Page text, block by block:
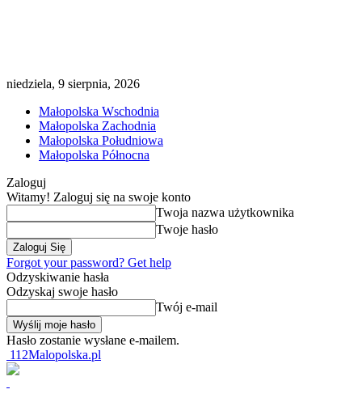
niedziela, 9 sierpnia, 2026
Małopolska Wschodnia
Małopolska Zachodnia
Małopolska Południowa
Małopolska Północna
Zaloguj
Witamy! Zaloguj się na swoje konto
Twoja nazwa użytkownika
Twoje hasło
Forgot your password? Get help
Odzyskiwanie hasła
Odzyskaj swoje hasło
Twój e-mail
Hasło zostanie wysłane e-mailem.
112Malopolska.pl